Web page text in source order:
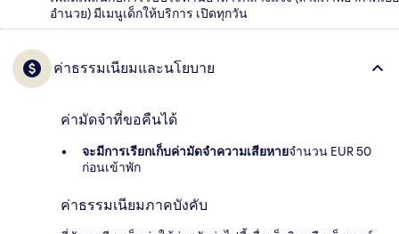
อำนวย) มีเมนูเด็กให้บริการ เปิดทุกวัน
ค่าธรรมเนียมและนโยบาย
ค่ามัดจำที่ขอคืนได้
จะมีการเรียกเก็บค่ามัดจำความเสียหายจำนวน EUR 50
ก่อนเข้าพัก
ค่าธรรมเนียมภาคบังคับ